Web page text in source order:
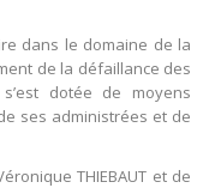
dans le domaine de la
de la défaillance des
s’est dotée de moyens
ses administrées et de
THIEBAUT et de